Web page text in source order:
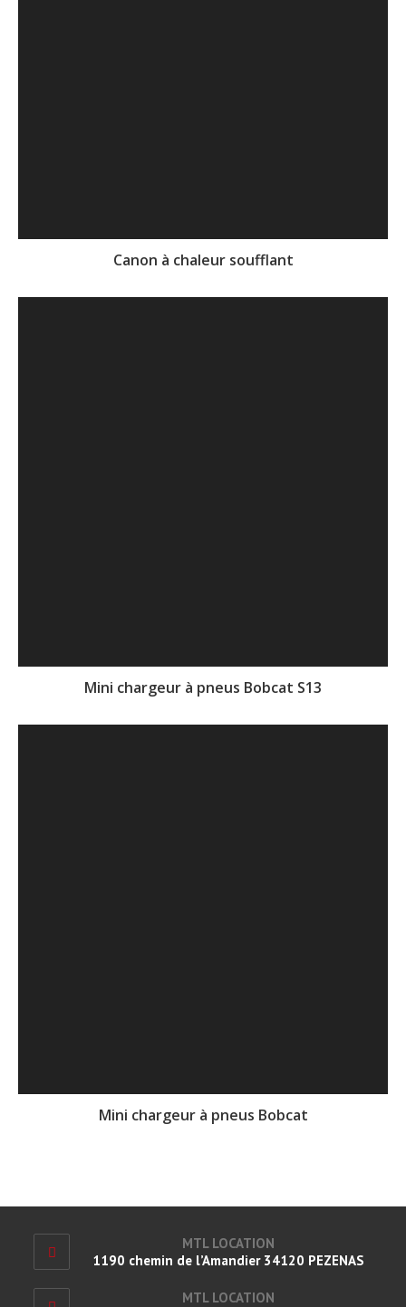
Canon à chaleur soufflant
Mini chargeur à pneus Bobcat S13
Mini chargeur à pneus Bobcat
MTL LOCATION
1190 chemin de l’Amandier 34120 PEZENAS
MTL LOCATION